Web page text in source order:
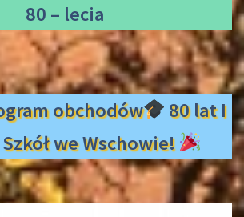
80 – lecia
obchodów
80 lat I
we Wschowie!